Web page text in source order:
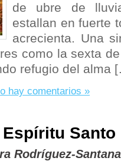
de ubre de
estallan en fuerte
acrecienta. Una
como la sexta
refugio del alma
hay comentarios »
Santo
Rodríguez-Santana